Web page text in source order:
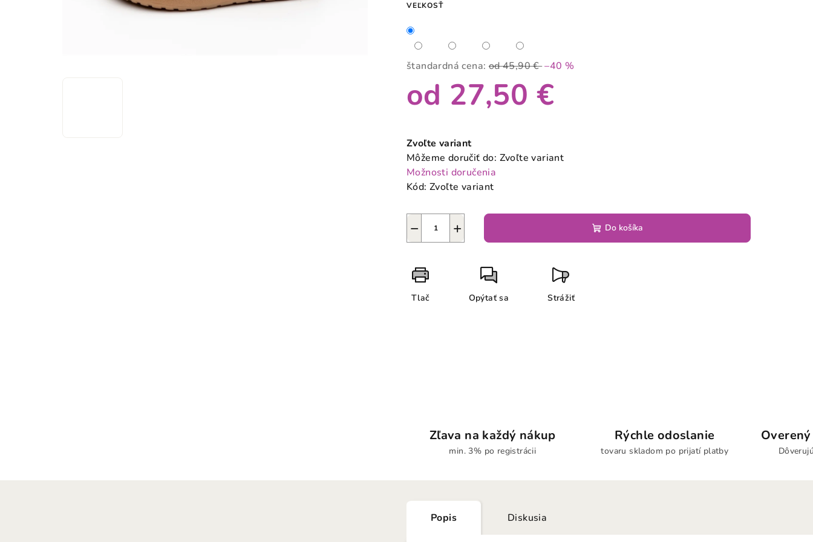
5
hviezdičiek.
VEĽKOSŤ
štandardná cena: od 45,90 €–40 %
od 27,50 €
cena:
Zvoľte variant
Môžeme doručiť do: Zvoľte variant
Možnosti doručenia
Kód: Zvoľte variant
+
− Do košíka
Tlač Opýtať sa Strážiť
Zľava na každý nákup
min. 3% po registrácii
Rýchle odoslanie
tovaru skladom po prijatí platby
Popis Diskusia